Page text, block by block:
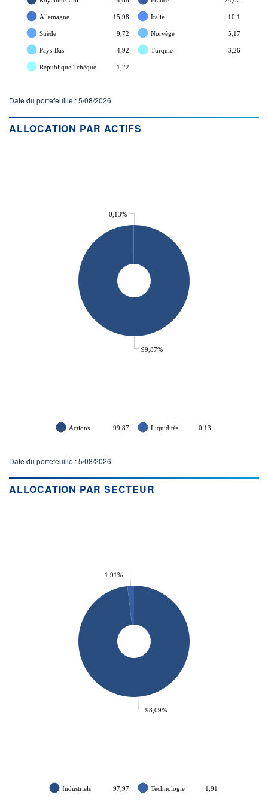
Allemagne 15,98 Italie 10,1
Suède 9,72 Norvège 5,17
Pays-Bas 4,92 Turquie 3,26
République Tchèque 1,22
Date du portefeuille : 5/08/2026
ALLOCATION PAR ACTIFS
99,87%
0,13%
Actions 99,87 Liquidités 0,13
Date du portefeuille : 5/08/2026
ALLOCATION PAR SECTEUR
98,09%
1,91%
Industriels 97,97 Technologie 1,91